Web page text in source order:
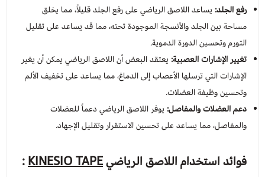
رفع الجلد:يساعد اللاصق الرياضي على رفع الجلد قليلاً، مما يخلق
مساحة بين الجلد والأنسجة الموجودة تحته، مما قد يساعد على تقليل
التورم وتحسين الدورة الدموية.
تغيير الإشارات العصبية:يعتقد البعض أن اللاصق الرياضي يمكن أن يغير
الإشارات التي ترسلها الأعصاب إلى الدماغ، مما يساعد على تخفيف الألم
وتحسين وظيفة العضلات.
دعم العضلات والمفاصل:يوفر اللاصق الرياضي دعماً للعضلات
والمفاصل، مما يساعد على تحسين الاستقرار وتقليل الإجهاد.
فوائد استخداماللاصق الرياضيKINESIO TAPE